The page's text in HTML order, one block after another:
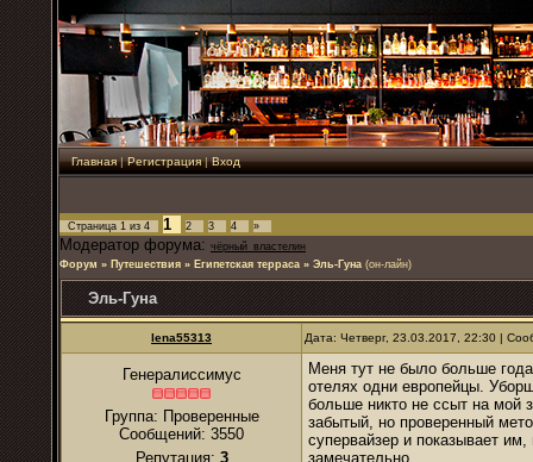
Главная|Регистрация|Вход
Страница 1 из 4 1 2 3 4 »
Модератор форума: чёрный_властелин
Форум » Путешествия » Египетская терраса » Эль-Гуна (он-лайн)
Эль-Гуна
lena55313 Дата: Четверг, 23.03.2017, 22:30 |
Генералиссимус
Группа: Проверенные
Сообщений: 3550
Репутация: 3
Меня тут не было больше
отелях одни европейцы.
больше никто не ссыт на мой
забытый, но проверенный
супервайзер и показывает
замечательно.